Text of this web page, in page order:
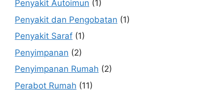
Penyakit Autoimun (1)
Penyakit dan Pengobatan (1)
Penyakit Saraf (1)
Penyimpanan (2)
Penyimpanan Rumah (2)
Perabot Rumah (11)